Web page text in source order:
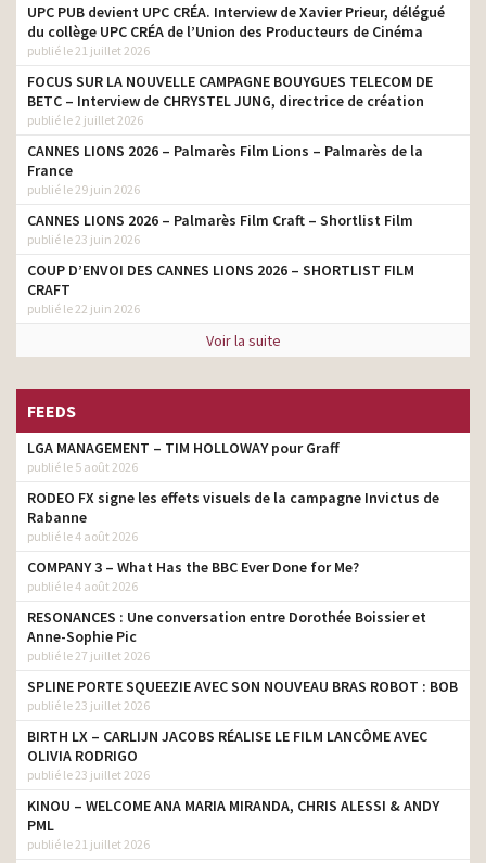
UPC PUB devient UPC CRÉA. Interview de Xavier Prieur, délégué
du collège UPC CRÉA de l’Union des Producteurs de Cinéma
publié le 21 juillet 2026
FOCUS SUR LA NOUVELLE CAMPAGNE BOUYGUES TELECOM DE
BETC – Interview de CHRYSTEL JUNG, directrice de création
publié le 2 juillet 2026
CANNES LIONS 2026 – Palmarès Film Lions – Palmarès de la
France
publié le 29 juin 2026
CANNES LIONS 2026 – Palmarès Film Craft – Shortlist Film
publié le 23 juin 2026
COUP D’ENVOI DES CANNES LIONS 2026 – SHORTLIST FILM
CRAFT
publié le 22 juin 2026
Voir la suite
FEEDS
LGA MANAGEMENT – TIM HOLLOWAY pour Graff
publié le 5 août 2026
RODEO FX signe les effets visuels de la campagne Invictus de
Rabanne
publié le 4 août 2026
COMPANY 3 – What Has the BBC Ever Done for Me?
publié le 4 août 2026
RESONANCES : Une conversation entre Dorothée Boissier et
Anne-Sophie Pic
publié le 27 juillet 2026
SPLINE PORTE SQUEEZIE AVEC SON NOUVEAU BRAS ROBOT : BOB
publié le 23 juillet 2026
BIRTH LX – CARLIJN JACOBS RÉALISE LE FILM LANCÔME AVEC
OLIVIA RODRIGO
publié le 23 juillet 2026
KINOU – WELCOME ANA MARIA MIRANDA, CHRIS ALESSI & ANDY
PML
publié le 21 juillet 2026